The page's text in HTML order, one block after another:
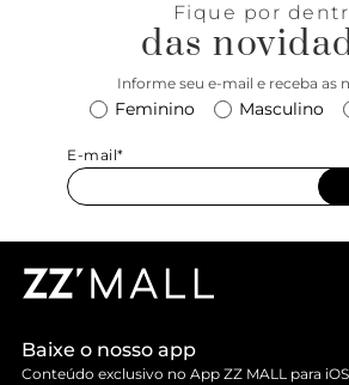
um toque de atitude no visual.
perfeita para te acompanhar na rotina
para a temporada de inverno Anacapri
joga nessa trend, miga! <3
Fique por
das
Informe seu e-mail e receba as
Feminino Masculino
E-mail*
Baixe o nosso app
Conteúdo exclusivo no App ZZ MALL para